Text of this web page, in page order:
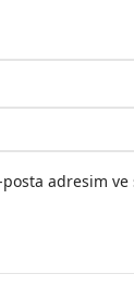
adresim